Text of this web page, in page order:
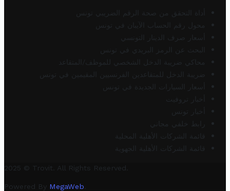
أداة التحقق من صحة الرقم الضريبي تونس
محول رقم الحساب الآيبان في تونس
أسعار صرف الدينار التونسي
البحث عن الرمز البريدي في تونس
محاكي ضريبة الدخل الشخصي للموظف/المتقاعد
ضريبة الدخل للمتقاعدين الفرنسيين المقيمين في تونس
أسعار السيارات الجديدة في تونس
أخبار تروفيت
أخبار تونس
رابط خلفي مجاني
قائمة الشركات الأهلية المحلية
قائمة الشركات الأهلية الجهوية
2025 © Trovit. All Rights Reserved.
Powered By MegaWeb